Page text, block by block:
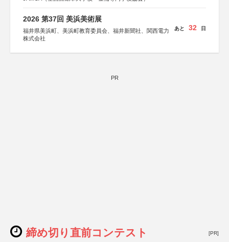
2026 第37回 美浜美術展
福井県美浜町、美浜町教育委員会、福井新聞社、関西電力
株式会社
あと 32 日
PR
締め切り直前コンテスト [PR]